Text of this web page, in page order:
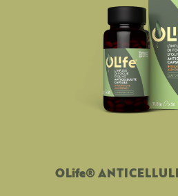
OLife®